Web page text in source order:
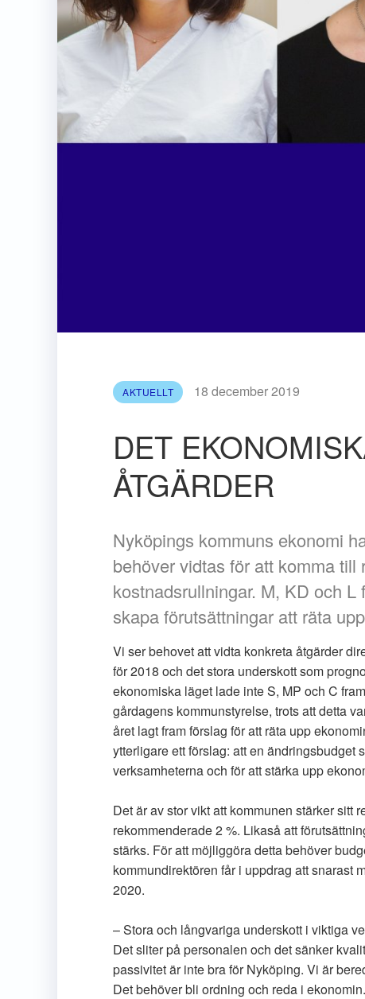
AKTUELLT 18 december 2019
DET
ÅTGÄRDER
Nyköpings kommuns ekonomi
behöver vidtas för att komma till
kostnadsrullningar. M, KD och
skapa förutsättningar att räta
Vi ser behovet att vidta konkreta åtgärder
för 2018 och det stora underskott som
ekonomiska läget lade inte S, MP och C
gårdagens kommunstyrelse, trots att detta
året lagt fram förslag för att räta upp
ytterligare ett förslag: att en ändringsbudget
verksamheterna och för att stärka upp
Det är av stor vikt att kommunen stärker sitt
rekommenderade 2 %. Likaså att
stärks. För att möjliggöra detta behöver
kommundirektören får i uppdrag att snarast
2020.
– Stora och långvariga underskott i viktiga
Det sliter på personalen och det sänker
passivitet är inte bra för Nyköping. Vi är
Det behöver bli ordning och reda i ekonomin.